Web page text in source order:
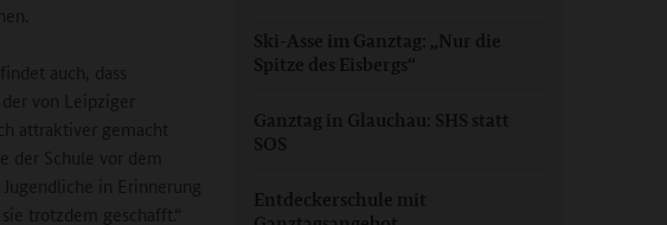
auch, dass
von Leipziger
attraktiver gemacht
der Schule vor dem
in Erinnerung
trotzdem geschafft.“
Ski-Asse im Ganztag: „Nur die
Spitze des Eisbergs“
Ganztag in Glauchau: SHS statt
SOS
Entdeckerschule mit